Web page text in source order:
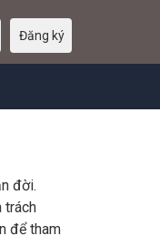
Đăng ký
đời.
trách
để tham